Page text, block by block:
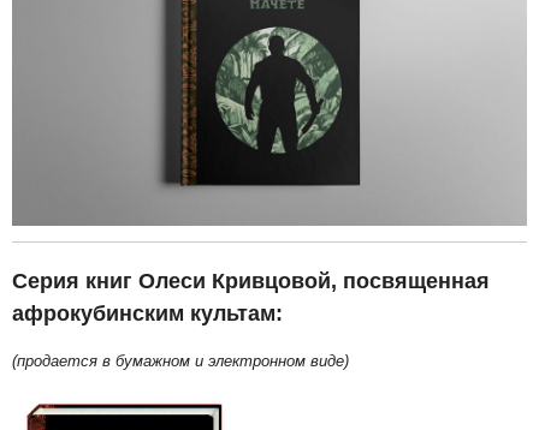
Серия книг Олеси Кривцовой, посвященная
афрокубинским культам:
(продается в бумажном и электронном виде)